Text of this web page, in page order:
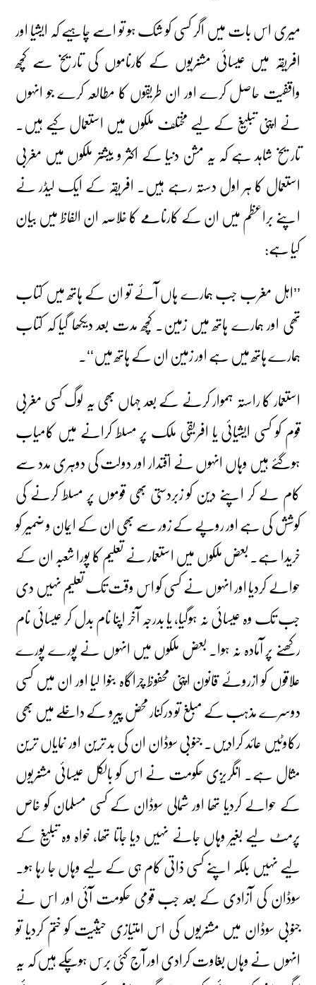
میری اس بات میں اگر کسی کو شک ہو تو اسے چاہیے کہ ایشیا اور
افریقہ میں عیسائی مشنریوں کے کارناموں کی تاریخ سے کچھ
واقفیت حاصل کرے اور ان طریقوں کا مطالعہ کرے جو انہوں
نے اپنی تبلیغ کے لیے مختلف ملکوں میں استعمال کیے ہیں۔
تاریخ شاہد ہے کہ یہ مشن دنیا کے اکثر و بیشتر ملکوں میں مغربی
استعمال کا ہر اول دستہ رہے ہیں۔ افریقہ کے ایک لیڈر نے
اپنے براعظم میں ان کے کارنامے کا خلاصہ ان الفاظ میں بیان
کیا ہے:
’’اہل مغرب جب ہمارے ہاں آئے تو ان کے ہاتھ میں کتاب
تھی اور ہمارے ہاتھ میں زمین۔ کچھ مدت بعد دیکھا گیا کہ کتاب
ہمارے ہاتھ میں ہے اور زمین ان کے ہاتھ میں‘‘۔
استعمار کا راستہ ہموار کرنے کے بعد جہاں بھی یہ لوگ کسی مغربی
قوم کو کسی ایشیائی یا افریقی ملک پر مسلط کرانے میں کامیاب
ہوگئے ہیں وہاں انہوں نے اقتدار اور دولت کی دوہری مدد سے
کام لے کر اپنے دین کو زبردستی بھی قوموں پر مسلط کرنے کی
کوشش کی ہے اور روپے کے زور سے بھی ان کے ایمان و ضمیر کو
خریدا ہے۔ بعض ملکوں میں استعمار نے تعلیم کا پورا شعبہ ان کے
حوالے کردیا اور انہوں نے کسی کو اس وقت تک تعلیم نہیں دی
جب تک وہ عیسائی نہ ہوگیا، یا بدرجہ آخر اپنا نام بدل کر عیسائی نام
رکھنے پر آمادہ نہ ہوا۔ بعض ملکوں میں انہوں نے پورے پورے
علاقوں کو ازروئے قانون اپنی محفوظ چراگاہ بنوا لیا اور ان میں کسی
دوسرے مذہب کے مبلغ تو درکنار محض پیرو کے داخلے میں بھی
رکاوٹیں عائد کرادیں۔ جنوبی سوڈان ان کی بد ترین اور نمایاں ترین
مثال ہے۔ انگریزی حکومت نے اس کو بالکل عیسائی مشنریوں
کے حوالے کردیا تھا اور شمالی سوڈان کے کسی مسلمان کو خاص
پرمٹ لیے بغیر وہاں جانے نہیں دیا جاتا تھا، خواہ وہ تبلیغ کے
لیے نہیں بلکہ اپنے کسی ذاتی کام ہی کے لیے وہاں جا رہا ہو۔
سوڈان کی آزادی کے بعد جب قومی حکومت آئی اور اس نے
جنوبی سوڈان میں مشنریوں کی اس امتیازی حیثیت کو ختم کردیا تو
انہوں نے وہاں بغاوت کرادی اور آج کئی برس ہوچکے ہیں کہ یہ